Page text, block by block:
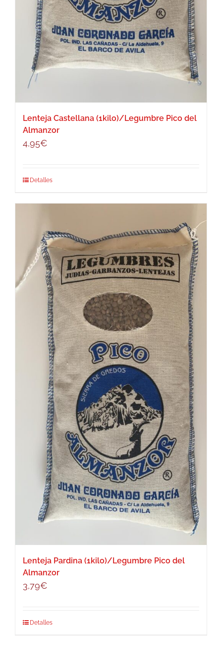
Lenteja Castellana (1kilo)/Legumbre Pico del
Almanzor
4,95€
Detalles
Lenteja Pardina (1kilo)/Legumbre Pico del
Almanzor
3,79€
Detalles